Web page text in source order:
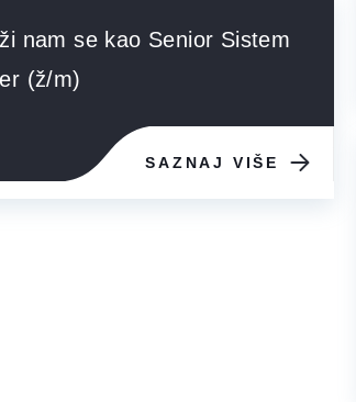
nam se kao Senior Sistem
(ž/m)
SAZNAJ VIŠE